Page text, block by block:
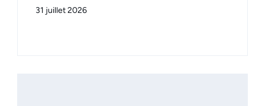
31 juillet 2026